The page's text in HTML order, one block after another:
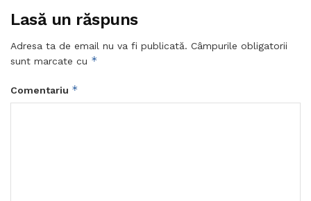
Lasă un răspuns
Adresa ta de email nu va fi publicată. Câmpurile obligatorii
sunt marcate cu *
Comentariu *